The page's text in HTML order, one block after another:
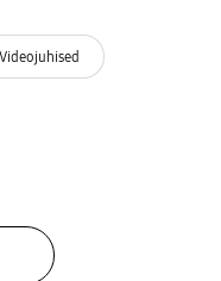
Videojuhised